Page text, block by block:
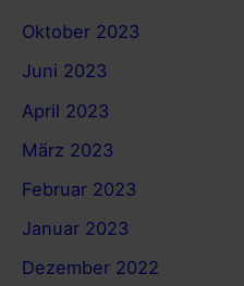
Oktober 2023
Juni 2023
April 2023
März 2023
Februar 2023
Januar 2023
Dezember 2022